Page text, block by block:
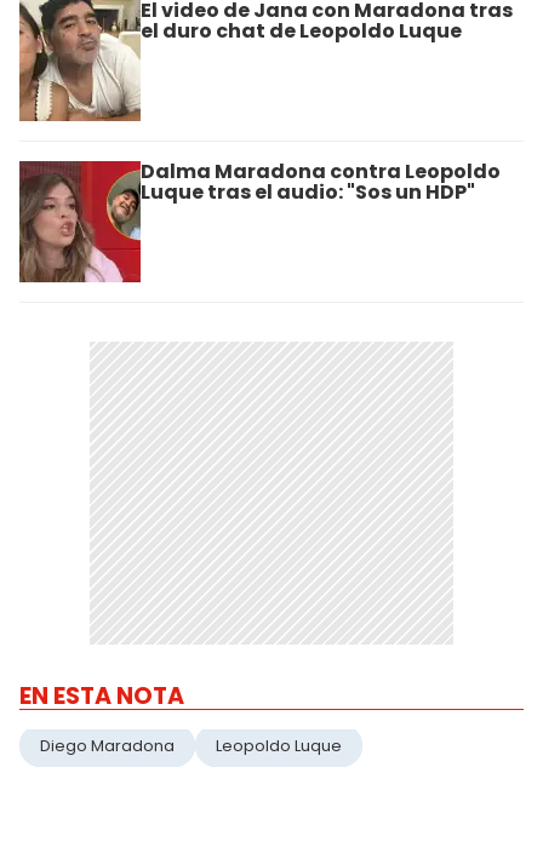
El video de Jana con Maradona tras
el duro chat de Leopoldo Luque
Dalma Maradona contra Leopoldo
Luque tras el audio: "Sos un HDP"
EN ESTA NOTA
Diego Maradona Leopoldo Luque